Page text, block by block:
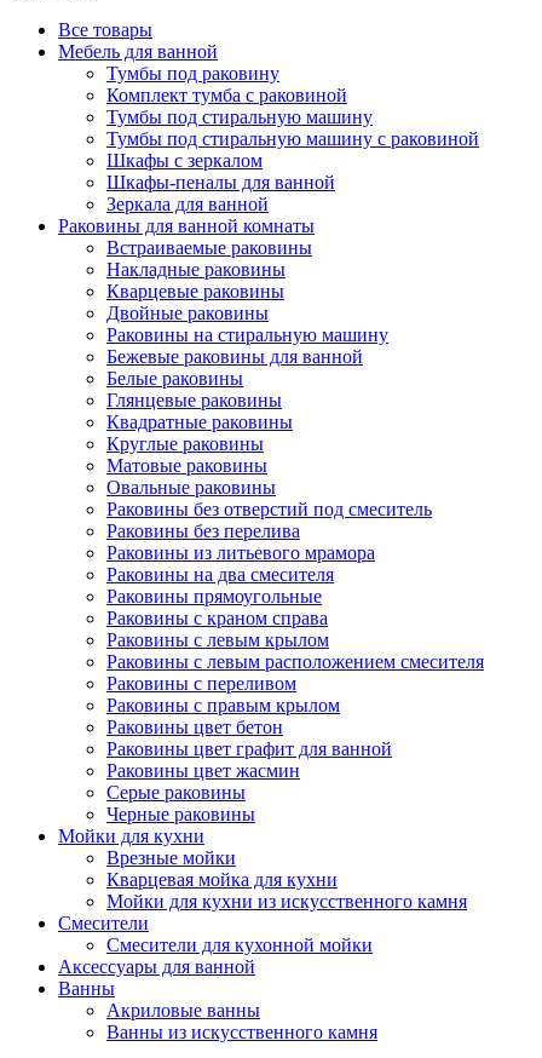
Все товары
Мебель для ванной
Тумбы под раковину
Комплект тумба с раковиной
Тумбы под стиральную машину
Тумбы под стиральную машину с раковиной
Шкафы с зеркалом
Шкафы-пеналы для ванной
Зеркала для ванной
Раковины для ванной комнаты
Встраиваемые раковины
Накладные раковины
Кварцевые раковины
Двойные раковины
Раковины на стиральную машину
Бежевые раковины для ванной
Белые раковины
Глянцевые раковины
Квадратные раковины
Круглые раковины
Матовые раковины
Овальные раковины
Раковины без отверстий под смеситель
Раковины без перелива
Раковины из литьевого мрамора
Раковины на два смесителя
Раковины прямоугольные
Раковины с краном справа
Раковины с левым крылом
Раковины с левым расположением смесителя
Раковины с переливом
Раковины с правым крылом
Раковины цвет бетон
Раковины цвет графит для ванной
Раковины цвет жасмин
Серые раковины
Черные раковины
Мойки для кухни
Врезные мойки
Кварцевая мойка для кухни
Мойки для кухни из искусственного камня
Смесители
Смесители для кухонной мойки
Аксессуары для ванной
Ванны
Акриловые ванны
Ванны из искусственного камня